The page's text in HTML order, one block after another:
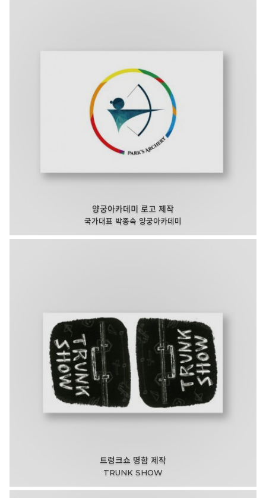
양궁아카데미 로고 제작
국가대표 박종숙 양궁아카데미
트렁크쇼 명함 제작
TRUNK SHOW